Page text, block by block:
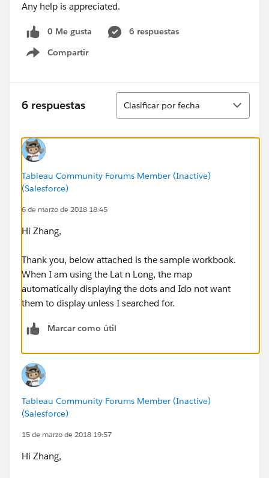
Any help is appreciated.
0 Me gusta
6 respuestas
Compartir
Show menu
6 respuestas
Ordenar
Clasificar por fecha
Tableau Community Forums Member (Inactive)
(Salesforce)
6 de marzo de 2018 18:45
Hi Zhang,
Thank you, below attached is the sample workbook.
When I am using the Lat n Long, the map
automatically displaying the dots and Ido not want
them to display unless I searched for.
Marcar como útil
Tableau Community Forums Member (Inactive)
(Salesforce)
15 de marzo de 2018 19:57
Hi Zhang,